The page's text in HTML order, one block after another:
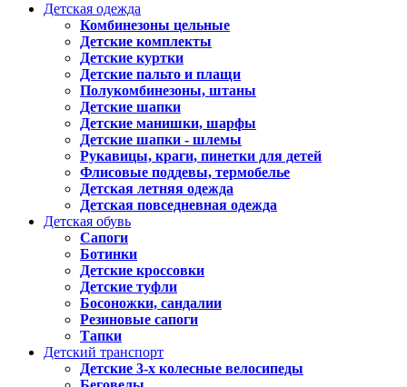
Детская одежда
Комбинезоны цельные
Детские комплекты
Детские куртки
Детские пальто и плащи
Полукомбинезоны, штаны
Детские шапки
Детские манишки, шарфы
Детские шапки - шлемы
Рукавицы, краги, пинетки для детей
Флисовые поддевы, термобелье
Детская летняя одежда
Детская повседневная одежда
Детская обувь
Сапоги
Ботинки
Детские кроссовки
Детские туфли
Босоножки, сандалии
Резиновые сапоги
Тапки
Детский транспорт
Детские 3-х колесные велосипеды